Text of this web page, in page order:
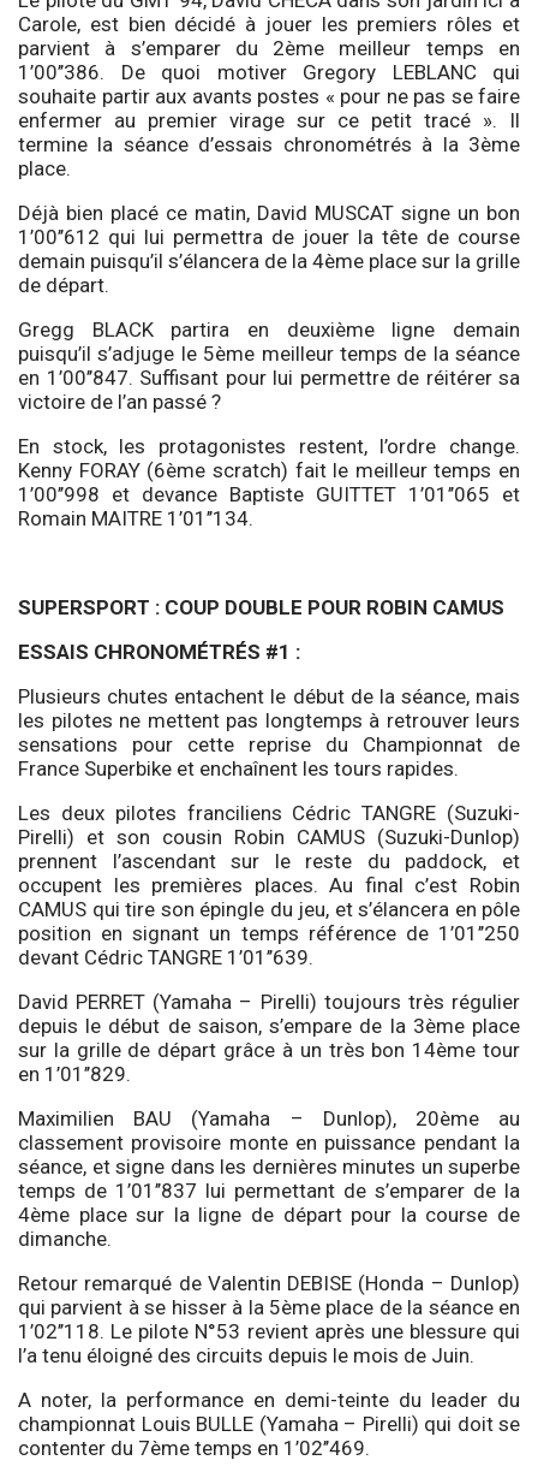
Carole, est bien décidé à jouer les premiers rôles et
parvient à s’emparer du 2ème meilleur temps en
1’00’’386. De quoi motiver Gregory LEBLANC qui
souhaite partir aux avants postes « pour ne pas se faire
enfermer au premier virage sur ce petit tracé ». Il
termine la séance d’essais chronométrés à la 3ème
place.
Déjà bien placé ce matin, David MUSCAT signe un bon
1’00’’612 qui lui permettra de jouer la tête de course
demain puisqu’il s’élancera de la 4ème place sur la grille
de départ.
Gregg BLACK partira en deuxième ligne demain
puisqu’il s’adjuge le 5ème meilleur temps de la séance
en 1’00’’847. Suffisant pour lui permettre de réitérer sa
victoire de l’an passé ?
En stock, les protagonistes restent, l’ordre change.
Kenny FORAY (6ème scratch) fait le meilleur temps en
1’00’’998 et devance Baptiste GUITTET 1’01’’065 et
Romain MAITRE 1’01’’134.
SUPERSPORT : COUP DOUBLE POUR ROBIN CAMUS
ESSAIS CHRONOMÉTRÉS #1 :
Plusieurs chutes entachent le début de la séance, mais
les pilotes ne mettent pas longtemps à retrouver leurs
sensations pour cette reprise du Championnat de
France Superbike et enchaînent les tours rapides.
Les deux pilotes franciliens Cédric TANGRE (Suzuki-
Pirelli) et son cousin Robin CAMUS (Suzuki-Dunlop)
prennent l’ascendant sur le reste du paddock, et
occupent les premières places. Au final c’est Robin
CAMUS qui tire son épingle du jeu, et s’élancera en pôle
position en signant un temps référence de 1’01’’250
devant Cédric TANGRE 1’01’’639.
David PERRET (Yamaha – Pirelli) toujours très régulier
depuis le début de saison, s’empare de la 3ème place
sur la grille de départ grâce à un très bon 14ème tour
en 1’01’’829.
Maximilien BAU (Yamaha – Dunlop), 20ème au
classement provisoire monte en puissance pendant la
séance, et signe dans les dernières minutes un superbe
temps de 1’01’’837 lui permettant de s’emparer de la
4ème place sur la ligne de départ pour la course de
dimanche.
Retour remarqué de Valentin DEBISE (Honda – Dunlop)
qui parvient à se hisser à la 5ème place de la séance en
1’02’’118. Le pilote N°53 revient après une blessure qui
l’a tenu éloigné des circuits depuis le mois de Juin.
A noter, la performance en demi-teinte du leader du
championnat Louis BULLE (Yamaha – Pirelli) qui doit se
contenter du 7ème temps en 1’02’’469.